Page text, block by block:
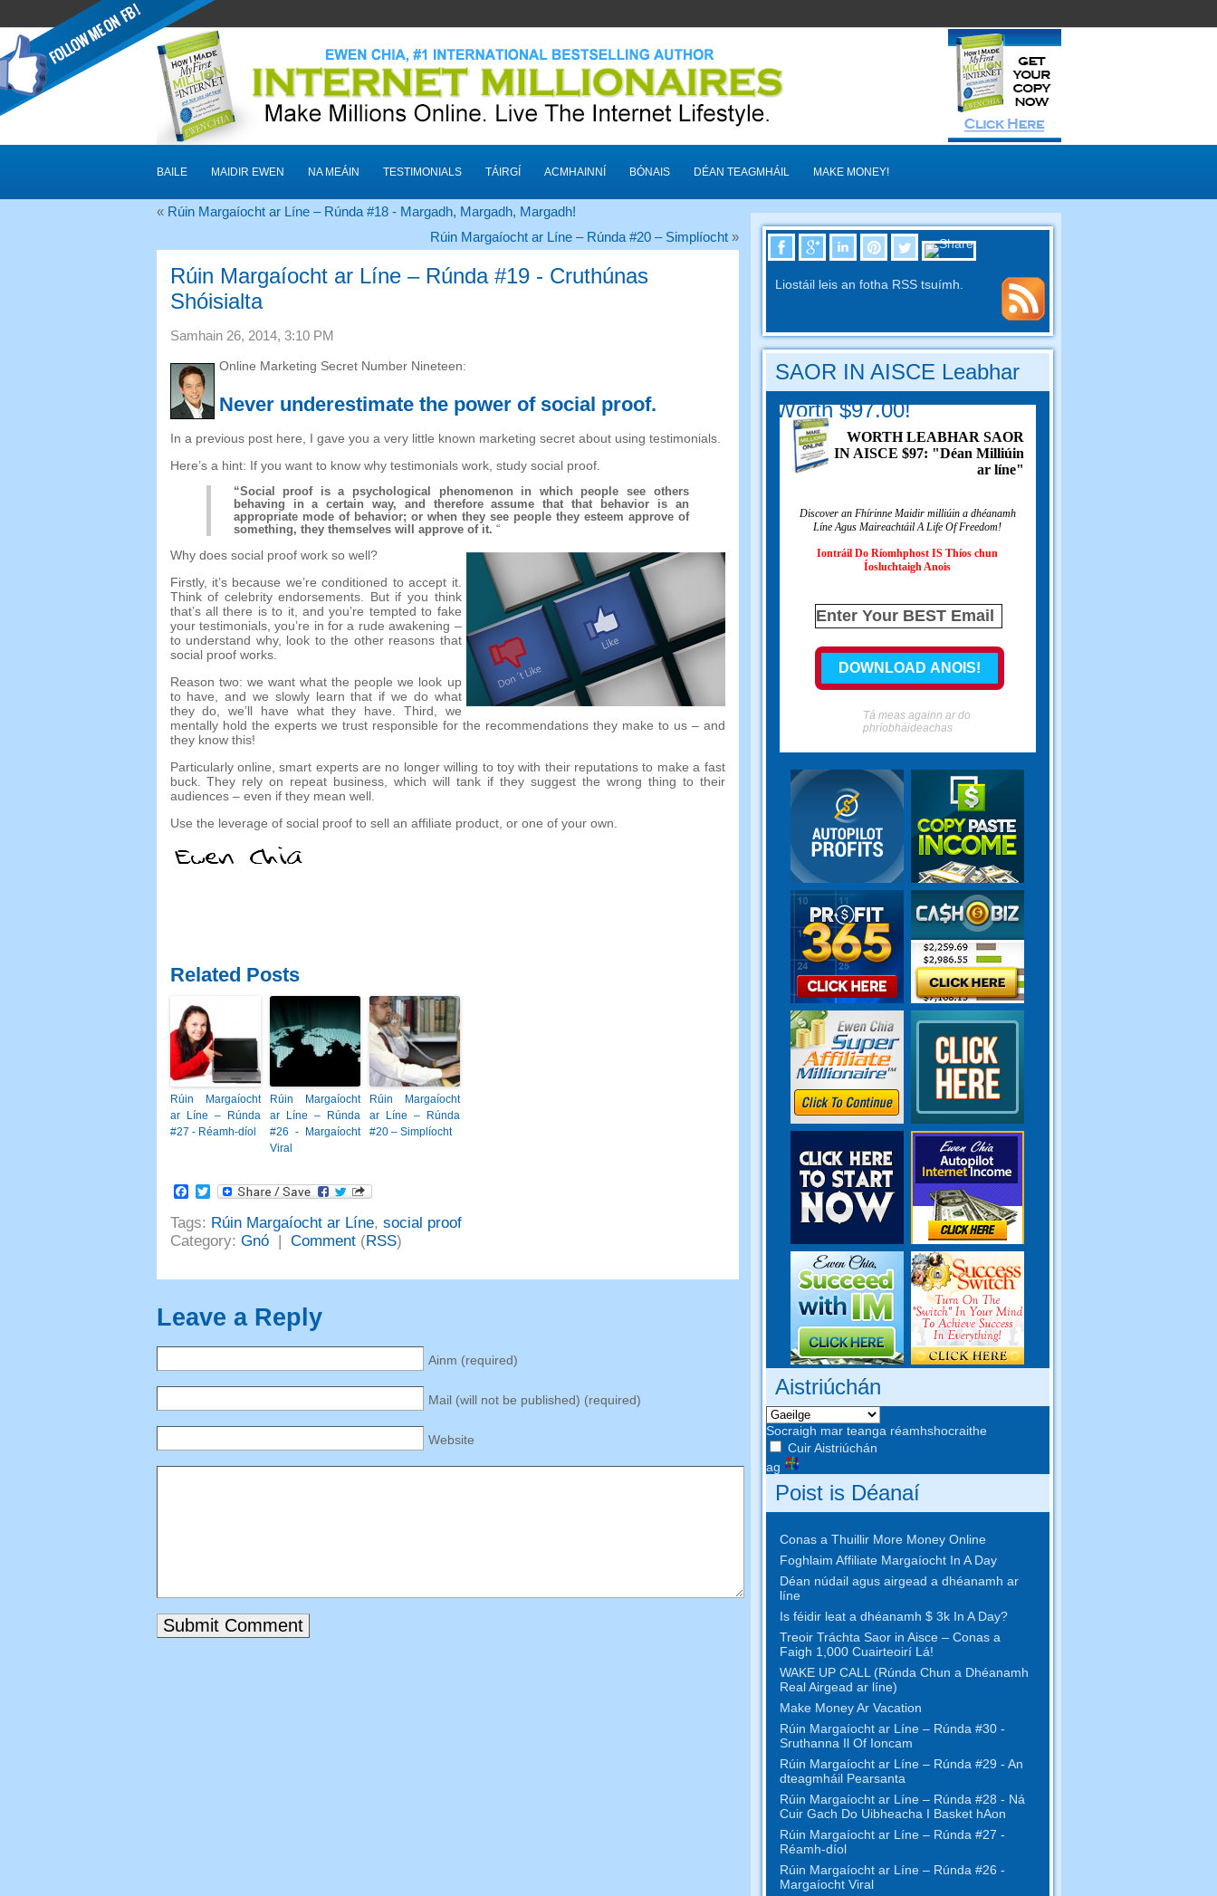
BAILE MAIDIR EWEN NA MEÁIN TESTIMONIALS TÁIRGÍ ACMHAINNÍ BÓNAIS DÉAN TEAGMHÁIL MAKE MONEY!
« Rúin Margaíocht ar Líne – Rúnda #18 - Margadh, Margadh, Margadh!
Rúin Margaíocht ar Líne – Rúnda #20 – Simplíocht»
Rúin Margaíocht ar Líne – Rúnda #19 - Cruthúnas
Shóisialta
Samhain 26, 2014, 3:10 PM
Online Marketing Secret Number Nineteen:
Never underestimate the power of social proof.
In a previous post here I gave you a very little known marketing secret about using testimonials.
Here’s a hint: If you want to know why testimonials work, study social proof.
“Social proof is a psychological phenomenon in which people see others
behaving in a certain way, and therefore assume that that behavior is an
appropriate mode of behavior; or when they see people they esteem approve of
something, they themselves will approve of it. “
Why does social proof work so well?
Firstly, it’s because we’re conditioned to accept it.
Think of celebrity endorsements
But if you think
that’s all there is to it, and you’re tempted to fake
your testimonials,you’re in for a rude awakening –
to understand why, look to the other reasons that
social proof works.
Reason two: we want what the people we look up
to have ,and we slowly learn that if we do what
they do
we’ll have what they have Third
we
mentally hold the experts we trust responsible for the recommendations they make to us– and
they know this!
Particularly online ,smart experts are no longer willing to toy with their reputations to make a fast
buck.They rely on repeat business ,which will tank if they suggest the wrong thing to their
audiences– even if they mean well.
Use the leverage of social proof to sell an affiliate product, or one of your own
Related Posts
Rúin Margaíocht
ar Líne – Rúnda
#27 - Réamh-díol
Rúin Margaíocht
ar Líne – Rúnda
#26 - Margaíocht
Viral
Rúin Margaíocht
ar Líne – Rúnda
#20 – Simplíocht
Facebook
Twitter
Tags: Rúin Margaíocht ar Líne, social proof
Category: Gnó| Comment(RSS)
Leave a Reply
Ainm (required)
Mail(will not be published) (required)
Website
Liostáil leis an fotha RSS tsuímh.
SAOR IN AISCE Leabhar
Worth $97.00!
WORTH LEABHAR SAOR
IN AISCE $97: "Déan Milliúin
ar líne"
Discover an Fhírinne Maidir milliúin a dhéanamh
Líne Agus Maireachtáil A Life Of Freedom!
Iontráil Do Ríomhphost IS Thíos chun
Íosluchtaigh Anois
Tá meas againn ar do
phríobháideachas
Aistriúchán
Socraigh mar teanga réamhshocraithe
Cuir Aistriúchán
ag
Poist is Déanaí
Conas a Thuillir More Money Online
Foghlaim Affiliate Margaíocht In A Day
Déan núdail agus airgead a dhéanamh ar
líne
Is féidir leat a dhéanamh $ 3k In A Day?
Treoir Tráchta Saor in Aisce – Conas a
Faigh 1,000 Cuairteoirí Lá!
WAKE UP CALL (Rúnda Chun a Dhéanamh
Real Airgead ar líne)
Make Money Ar Vacation
Rúin Margaíocht ar Líne – Rúnda #30 -
Sruthanna Il Of Ioncam
Rúin Margaíocht ar Líne – Rúnda #29 - An
dteagmháil Pearsanta
Rúin Margaíocht ar Líne – Rúnda #28 - Ná
Cuir Gach Do Uibheacha I Basket hAon
Rúin Margaíocht ar Líne – Rúnda #27 -
Réamh-díol
Rúin Margaíocht ar Líne – Rúnda #26 -
Margaíocht Viral